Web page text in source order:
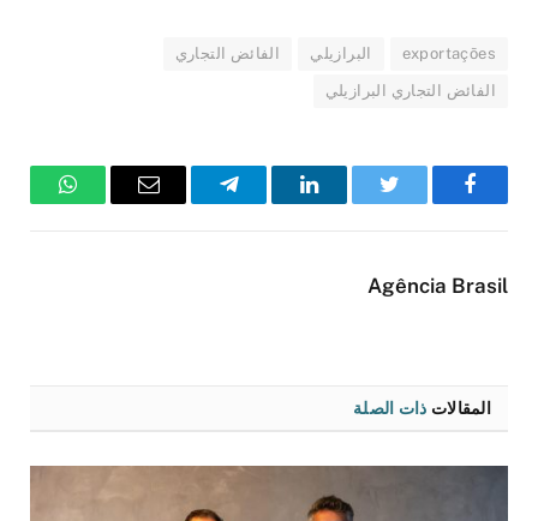
exportações البرازيلي الفائض التجاري
الفائض التجاري البرازيلي
فيسبوك تويتر لينكدإن تيلقرام
البريد
واتساب
Agência Brasil
المقالات ذات الصلة